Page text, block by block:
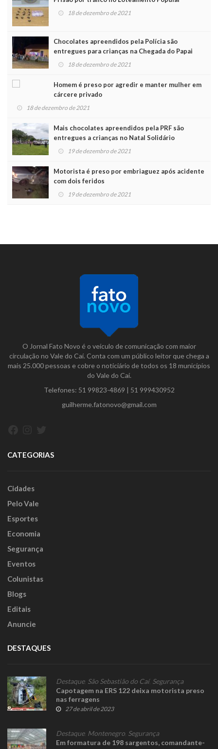
18 de dezembro de 2021
Chocolates apreendidos pela Polícia são
entregues para crianças na Chegada do Papai
Noel 18 de dezembro de 2021
Homem é preso por agredir e manter mulher em
cárcere privado
18 de dezembro de 2021
Mais chocolates apreendidos pela PRF são
entregues a crianças no Natal Solidário
19 de dezembro de 2021
Motorista é preso por embriaguez após acidente
com dois feridos
19 de dezembro de 2021
O Jornal Fato Novo é o veículo de comunicação com maior
circulação no Vale do Caí. Conta com um público leitor que chega a
mais 25.000 pessoas e cobre o noticiário de todos os 18 municípios
do Vale do Caí.
Telefones: 51 99823-4869 | 51 999430952
guilherme.fatonovo@gmail.com
CATEGORIAS
Cidades
Pelo Vale
Esportes
Economia
Segurança
Eventos
Colunistas
Blogs
Editais
Anuncie
DESTAQUES
Destaque, São Sebastião do Caí, Segurança
Capotagem na ERS 122 deixa motorista preso
nas ferragens
27 de abril de 2023
Destaque, Montenegro Segurança
Em formatura de 198 sargentos, comandante-